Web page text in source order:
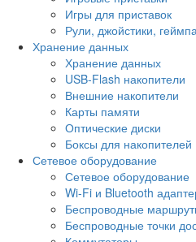
Игры для приставок
Рули, джойстики,
Хранение данных
Хранение данных
USB-Flash накопители
Внешние накопители
Карты памяти
Оптические диски
Боксы для накопителей
Сетевое оборудование
Сетевое оборудование
Wi-Fi и Bluetooth
Беспроводные
Беспроводные точки